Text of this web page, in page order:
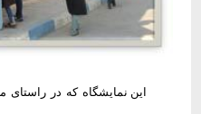
این نمایشگاه که در